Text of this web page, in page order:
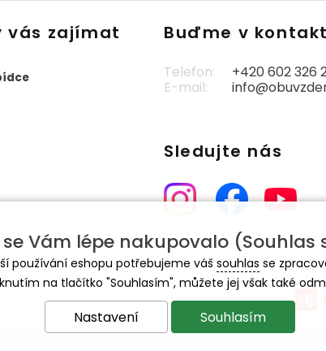
vás zajímat Buďme v
Telefon:
+420 602 326
E-mail:
Sledujte nás
Vám lépe nakupovalo (Souhlas
používání eshopu potřebujeme váš souhlas se
na tlačítko "Souhlasím", můžete jej však také
Nastavení Souhlasím